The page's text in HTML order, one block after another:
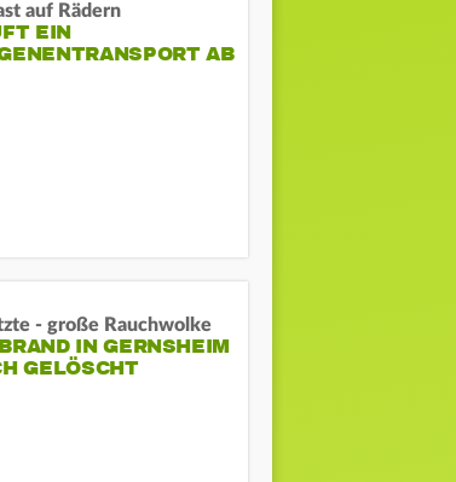
auf Rädern
EIN
AB
- große Rauchwolke
IN GERNSHEIM E
GELÖSCHT